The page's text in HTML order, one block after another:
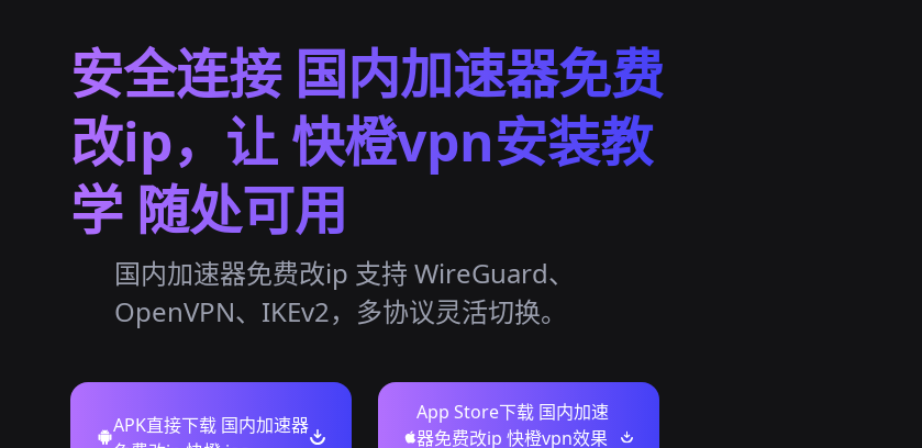
安全连接 国内加速器免费
改ip，让 快橙vpn安装教
学 随处可用
国内加速器免费改ip 支持 WireGuard、
OpenVPN、IKEv2，多协议灵活切换。
APK直接下载 国内加速器
App Store下载 国内加速
器免费改ip 快橙vpn效果